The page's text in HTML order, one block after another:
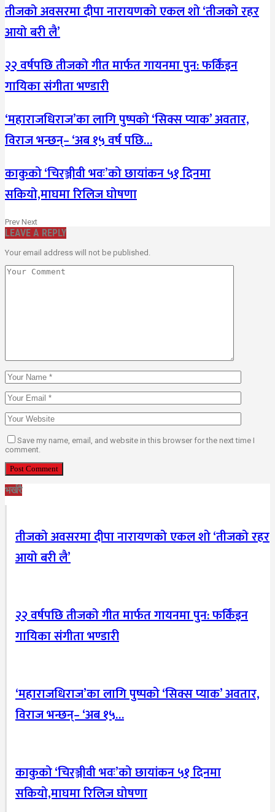
तीजको अवसरमा दीपा नारायणको एकल शो ‘तीजको रहर
आयो बरी लै’
२२ वर्षपछि तीजको गीत मार्फत गायनमा पुन: फर्किंइन
गायिका संगीता भण्डारी
‘महाराजधिराज’का लागि पुष्पको ‘सिक्स प्याक’ अवतार,
विराज भन्छन्– ‘अब १५ वर्ष पछि…
काकुको ‘चिरञ्जीवी भवः’को छायांकन ५१ दिनमा
सकियो,माघमा रिलिज घोषणा
Prev Next
LEAVE A REPLY
Your email address will not be published.
Save my name, email, and website in this browser for the next time I
comment.
भर्खरै
तीजको अवसरमा दीपा नारायणको एकल शो ‘तीजको रहर
आयो बरी लै’
२२ वर्षपछि तीजको गीत मार्फत गायनमा पुन: फर्किंइन
गायिका संगीता भण्डारी
‘महाराजधिराज’का लागि पुष्पको ‘सिक्स प्याक’ अवतार,
विराज भन्छन्– ‘अब १५…
काकुको ‘चिरञ्जीवी भवः’को छायांकन ५१ दिनमा
सकियो,माघमा रिलिज घोषणा